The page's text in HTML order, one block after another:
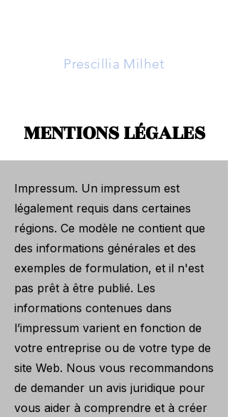
Prescillia Milhet
MENTIONS LÉGALES
Impressum. Un impressum est
légalement requis dans certaines
régions. Ce modèle ne contient que
des informations générales et des
exemples de formulation, et il n'est
pas prêt à être publié. Les
informations contenues dans
l’impressum varient en fonction de
votre entreprise ou de votre type de
site Web. Nous vous recommandons
de demander un avis juridique pour
vous aider à comprendre et à créer